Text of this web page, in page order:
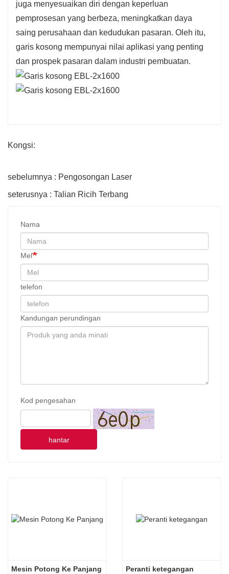
juga menyesuaikan diri dengan keperluan
pemprosesan yang berbeza, meningkatkan daya
saing perusahaan dan kedudukan pasaran. Oleh itu,
garis kosong mempunyai nilai aplikasi yang penting
dan prospek pasaran dalam industri pembuatan.
Kongsi:
sebelumnya : Pengosongan Laser
seterusnya : Talian Ricih Terbang
Nama
Mel
telefon
Kandungan perundingan
Kod pengesahan
hantar
Mesin Potong Ke Panjang Peranti ketegangan